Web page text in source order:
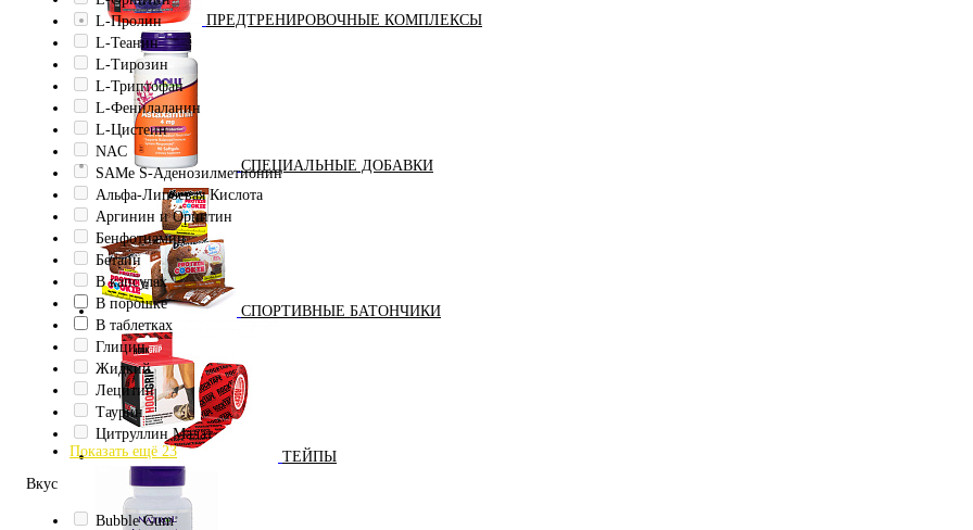
ПРЕДТРЕНИРОВОЧНЫЕ КОМПЛЕКСЫ
СПЕЦИАЛЬНЫЕ ДОБАВКИ
СПОРТИВНЫЕ БАТОНЧИКИ
ТЕЙПЫ
L-Пролин
L-Теанин
L-Тирозин
L-Триптофан
L-Фенилаланин
L-Цистеин
NAC
SAMe S-Аденозилметионин
Альфа-Липоевая Кислота
Аргинин и Орнитин
Бенфотиамин
Бетаин
В капсулах
В порошке
В таблетках
Глицин
Жидкий
Лецитин
Таурин
Цитруллин Малат
Показать ещё 23
Вкус
Bubble Gum